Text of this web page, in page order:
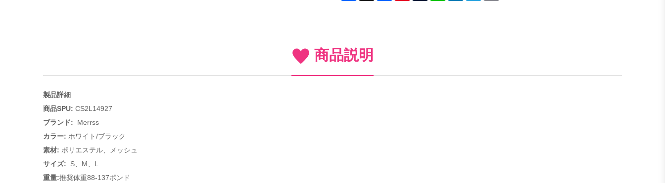
商品説明
製品詳細
商品SPU: CS2L14927
ブランド:
Merrss
カラー: ホワイト/ブラック
素材: ポリエステル、メッシュ
サイズ:
S、M、L
重量:推奨体重88-137ポンド